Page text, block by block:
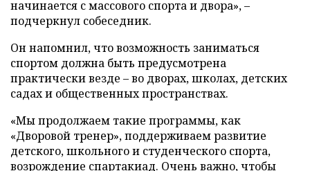
начинается с массового спорта и двора», –
подчеркнул собеседник.
Он напомнил, что возможность заниматься
спортом должна быть предусмотрена
практически везде – во дворах, школах, детских
садах и общественных пространствах.
«Мы продолжаем такие программы, как
«Дворовой тренер», поддерживаем развитие
детского, школьного и студенческого спорта,
возрождение спартакиад. Очень важно, чтобы